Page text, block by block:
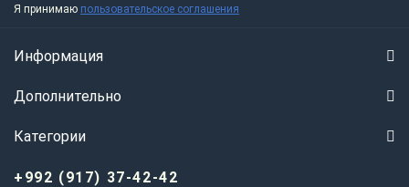
Я принимаю пользовательское соглашения
Информация
Дополнительно
Категории
+992 (917) 37-42-42